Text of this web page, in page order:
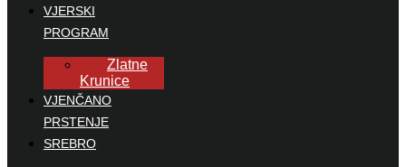
VJERSKI
PROGRAM
Zlatne
Krunice
VJENČANO
PRSTENJE
SREBRO